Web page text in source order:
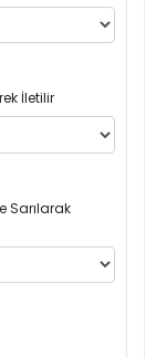
İletilir
Sarılarak